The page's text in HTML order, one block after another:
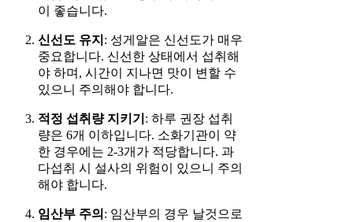
이 좋습니다.
신선도 유지 : 성게알은 신선도가 매우
중요합니다. 신선한 상태에서 섭취해
야 하며, 시간이 지나면 맛이 변할 수
있으니 주의해야 합니다.
적정 섭취량 지키기 : 하루 권장 섭취
량은 6개 이하입니다. 소화기관이 약
한 경우에는 2-3개가 적당합니다. 과
다섭취 시 설사의 위험이 있으니 주의
해야 합니다.
임산부 주의 : 임산부의 경우 날것으로